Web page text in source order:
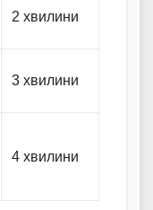
2 хвилини
3 хвилини
4 хвилини